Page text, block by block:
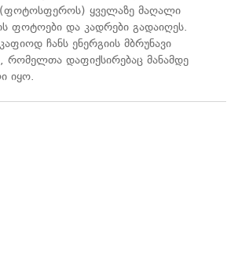
(ფოტოსფეროს) ყველაზე მაღალი
ფოტოები და კადრები გადაიღეს.
ჩანს ენერგიის მბრუნავი
რომელთა დაფიქსირებაც მანამდე
იყო.